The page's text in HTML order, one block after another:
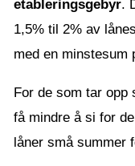
etableringsgebyr.
1,5% til 2% av
med en minstesum
For de som tar opp
få mindre å si for
låner små summer